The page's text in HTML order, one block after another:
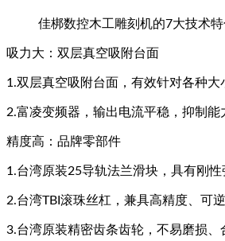
佳梆数控木工雕刻机的7大技术
吸力大：双层真空吸附台面
1.双层真空吸附台面，有效针对各种大
2.富凌变频器，输出电流平稳，抑制能
精度高：品牌零部件
1.台湾原装25导轨法兰滑块，具有刚
2.台湾TBI滚珠丝杠，兼具高精度、可
3.台湾原装精密齿条齿轮，不易磨损、